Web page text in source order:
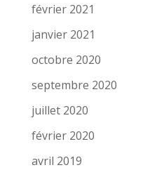
février 2021
janvier 2021
octobre 2020
septembre 2020
juillet 2020
février 2020
avril 2019